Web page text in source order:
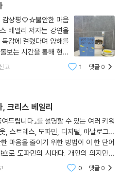
상평♡☆불안한 마음
베일리.저자는 강연을
감에 걸렸다며 양해를
보는 시간을 통해 현대
해왔던 방식으로 불안
줄여야 한다고는 하지
고 1 댓글0
크리스 베일리
드립니다』를 설명할 수 있는 여러 키워
, 스트레스, 도파민, 디지털, 아날로그…
마음을 줄이기 위한 방법이 이 한 단어
로 도파민의 시대다. 개인의 의지만으
는 자극을 피하기 어려운 시대. 성취 지
0 댓글0